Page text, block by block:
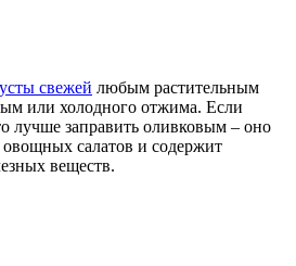
свежей любым растительным
или холодного отжима. Если
лучше заправить оливковым – оно
овощных салатов и содержит
веществ.